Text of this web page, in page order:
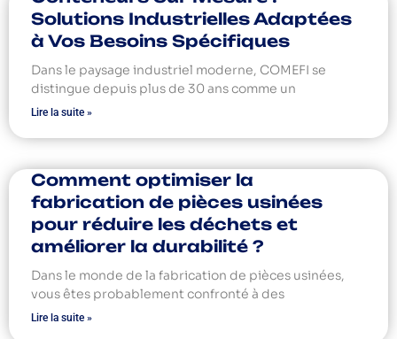
Solutions Industrielles Adaptées
à Vos Besoins Spécifiques
Dans le paysage industriel moderne, COMEFI se
distingue depuis plus de 30 ans comme un
Lire la suite »
Comment optimiser la
fabrication de pièces usinées
pour réduire les déchets et
améliorer la durabilité ?
Dans le monde de la fabrication de pièces usinées,
vous êtes probablement confronté à des
Lire la suite »